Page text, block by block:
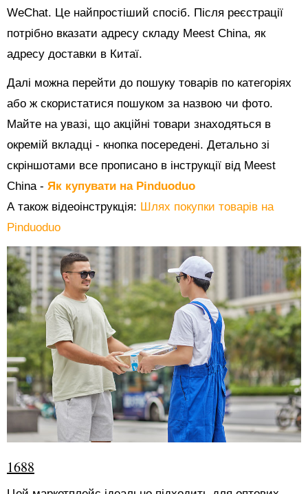
WeChat. Це найпростіший спосіб. Після реєстрації
потрібно вказати адресу складу Meest China, як
адресу доставки в Китаї.
Далі можна перейти до пошуку товарів по категоріях
або ж скористатися пошуком за назвою чи фото.
Майте на увазі, що акційні товари знаходяться в
окремій вкладці - кнопка посередені. Детально зі
скріншотами все прописано в інструкції від Meest
China - Як купувати на Pinduoduo
А також відеоінструкція: Шлях покупки товарів на
Pinduoduo
1688